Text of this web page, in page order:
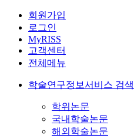
회원가입
로그인
MyRISS
고객센터
전체메뉴
학술연구정보서비스 검색
학위논문
국내학술논문
해외학술논문